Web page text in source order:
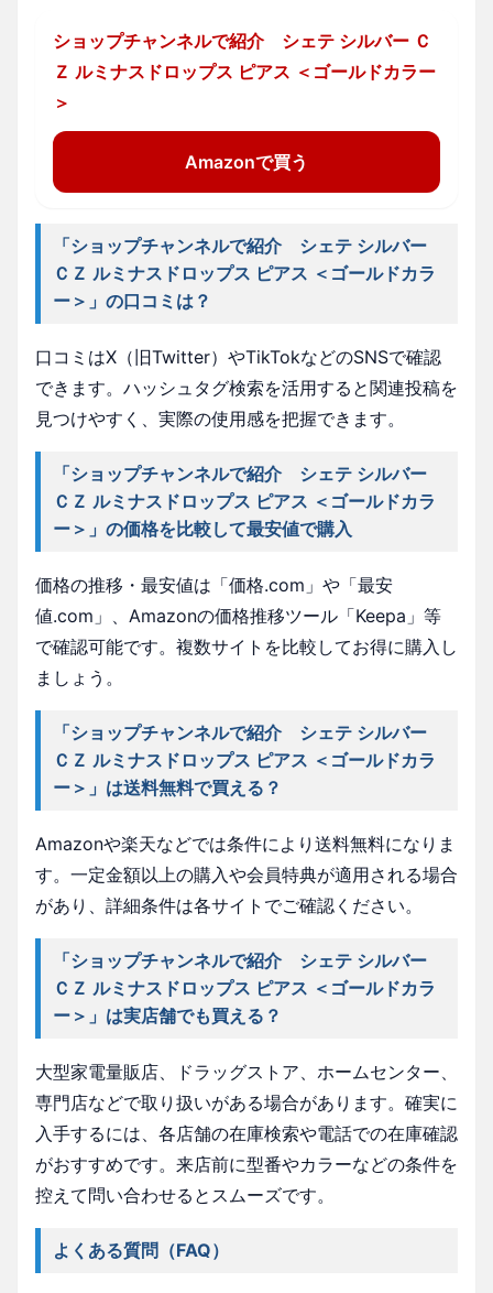
ショップチャンネルで紹介 シェテ シルバー Ｃ
Ｚ ルミナスドロップス ピアス ＜ゴールドカラー
＞
Amazonで買う
「ショップチャンネルで紹介 シェテ シルバー
ＣＺ ルミナスドロップス ピアス ＜ゴールドカラ
ー＞」の口コミは？
口コミはX（旧Twitter）やTikTokなどのSNSで確認
できます。ハッシュタグ検索を活用すると関連投稿を
見つけやすく、実際の使用感を把握できます。
「ショップチャンネルで紹介 シェテ シルバー
ＣＺ ルミナスドロップス ピアス ＜ゴールドカラ
ー＞」の価格を比較して最安値で購入
価格の推移・最安値は「価格.com」や「最安
値.com」、Amazonの価格推移ツール「Keepa」等
で確認可能です。複数サイトを比較してお得に購入し
ましょう。
「ショップチャンネルで紹介 シェテ シルバー
ＣＺ ルミナスドロップス ピアス ＜ゴールドカラ
ー＞」は送料無料で買える？
Amazonや楽天などでは条件により送料無料になりま
す。一定金額以上の購入や会員特典が適用される場合
があり、詳細条件は各サイトでご確認ください。
「ショップチャンネルで紹介 シェテ シルバー
ＣＺ ルミナスドロップス ピアス ＜ゴールドカラ
ー＞」は実店舗でも買える？
大型家電量販店、ドラッグストア、ホームセンター、
専門店などで取り扱いがある場合があります。確実に
入手するには、各店舗の在庫検索や電話での在庫確認
がおすすめです。来店前に型番やカラーなどの条件を
控えて問い合わせるとスムーズです。
よくある質問（FAQ）